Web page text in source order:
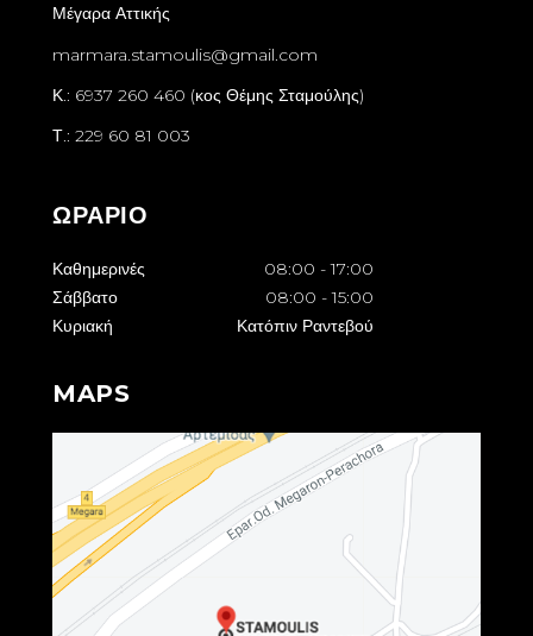
Μέγαρα Αττικής
marmara.stamoulis@gmail.com
Κ.: 6937 260 460 (κος Θέμης Σταμούλης)
Τ.: 229 60 81 003
ΩΡΑΡΙΟ
Καθημερινές 08:00 - 17:00
Σάββατο
08:00 - 15:00
Κυριακή
Κατόπιν Ραντεβού
MAPS